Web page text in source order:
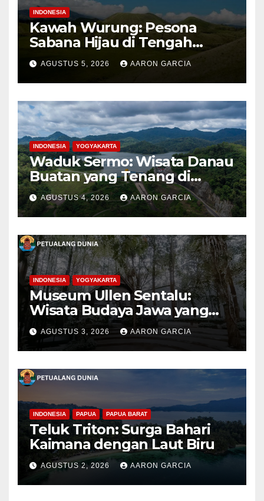
INDONESIA
Kawah Wurung: Pesona
Sabana Hijau di Tengah
Pegunungan Bondowoso
AGUSTUS 5, 2026 AARON GARCIA
INDONESIA YOGYAKARTA
Waduk Sermo: Wisata Danau
Buatan yang Tenang di
Perbukitan Menoreh Kulon
Progo
AGUSTUS 4, 2026 AARON GARCIA
INDONESIA YOGYAKARTA
Museum Ullen Sentalu:
Wisata Budaya Jawa yang
Elegan di Lereng Kaliurang
AGUSTUS 3, 2026 AARON GARCIA
INDONESIA PAPUA PAPUA BARAT
Teluk Triton: Surga Bahari
Kaimana dengan Laut Biru
AGUSTUS 2, 2026 AARON GARCIA